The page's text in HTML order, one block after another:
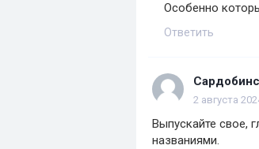
Особенно
Ответить
2 августа
Выпускайте свое,
названиями.